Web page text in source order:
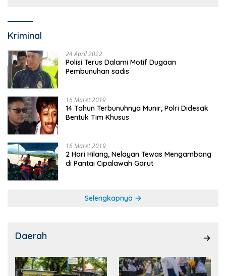
Kriminal
24 April 2022
Polisi Terus Dalami Motif Dugaan
Pembunuhan sadis
16 Maret 2019
14 Tahun Terbunuhnya Munir, Polri Didesak
Bentuk Tim Khusus
16 Maret 2019
2 Hari Hilang, Nelayan Tewas Mengambang
di Pantai Cipalawah Garut
Selengkapnya
Daerah